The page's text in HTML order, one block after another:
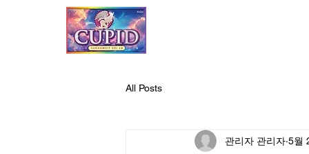
All Posts
관리자 관리자 5월